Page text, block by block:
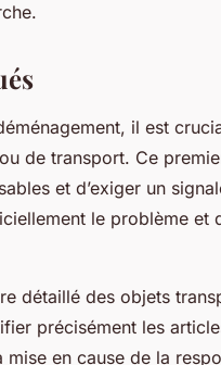
il est
de transport. Ce
et d’exiger un
le problème et
détaillé des objets
précisément les
en cause de la